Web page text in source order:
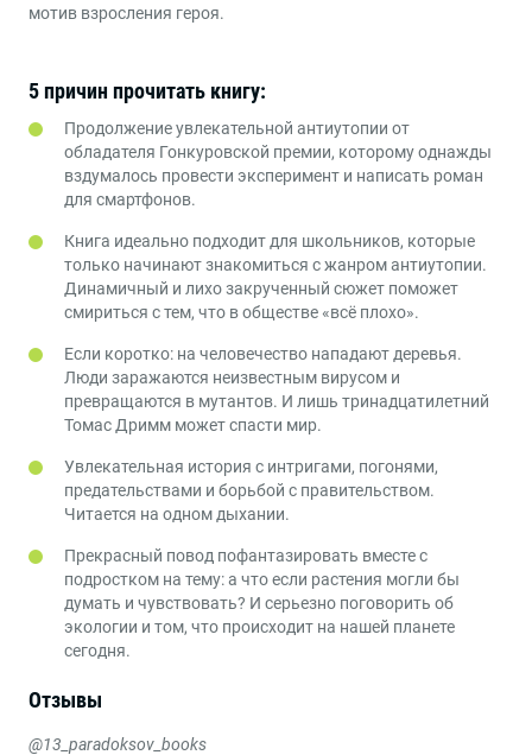
мотив взросления героя.
5 причин прочитать книгу:
Продолжение увлекательной антиутопии от
обладателя Гонкуровской премии, которому однажды
вздумалось провести эксперимент и написать роман
для смартфонов.
Книга идеально подходит для школьников, которые
только начинают знакомиться с жанром антиутопии.
Динамичный и лихо закрученный сюжет поможет
смириться с тем, что в обществе «всё плохо».
Если коротко: на человечество нападают деревья.
Люди заражаются неизвестным вирусом и
превращаются в мутантов. И лишь тринадцатилетний
Томас Дримм может спасти мир.
Увлекательная история с интригами, погонями,
предательствами и борьбой с правительством.
Читается на одном дыхании.
Прекрасный повод пофантазировать вместе с
подростком на тему: а что если растения могли бы
думать и чувствовать? И серьезно поговорить об
экологии и том, что происходит на нашей планете
сегодня.
Отзывы
@13_paradoksov_books